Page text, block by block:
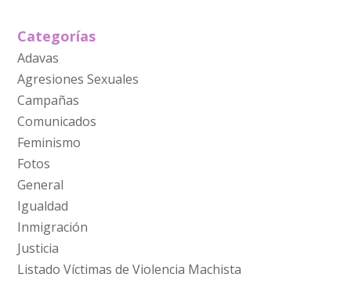
Categorías
Adavas
Agresiones Sexuales
Campañas
Comunicados
Feminismo
Fotos
General
Igualdad
Inmigración
Justicia
Listado Víctimas de Violencia Machista